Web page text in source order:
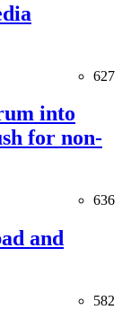
627
into
for non-
636
and
582